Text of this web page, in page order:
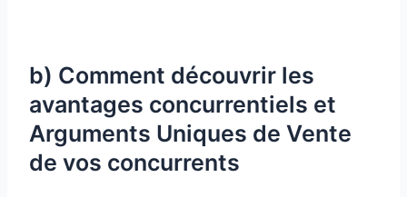
b) Comment découvrir les
avantages concurrentiels et
Arguments Uniques de Vente
de vos concurrents